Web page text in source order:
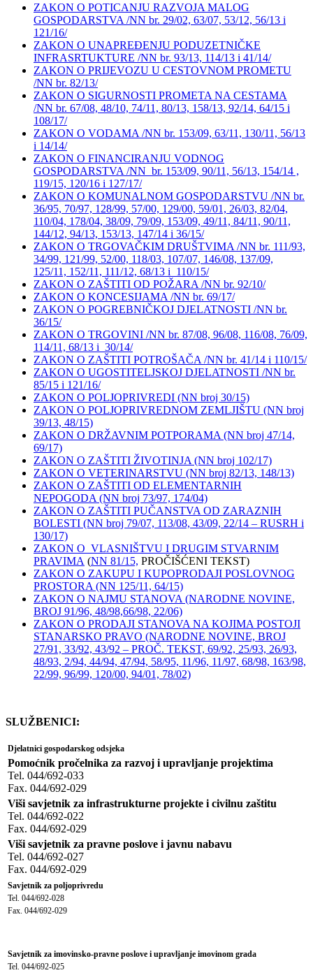
ZAKON O POTICANJU RAZVOJA MALOG
GOSPODARSTVA /NN br. 29/02, 63/07, 53/12, 56/13 i
121/16/
ZAKON O UNAPREĐENJU PODUZETNIČKE
INFRASRTUKTURE /NN br. 93/13, 114/13 i 41/14/
ZAKON O PRIJEVOZU U CESTOVNOM PROMETU
/NN br. 82/13/
ZAKON O SIGURNOSTI PROMETA NA CESTAMA
/NN br. 67/08, 48/10, 74/11, 80/13, 158/13, 92/14, 64/15 i
108/17/
ZAKON O VODAMA /NN br. 153/09, 63/11, 130/11, 56/13
i 14/14/
ZAKON O FINANCIRANJU VODNOG
GOSPODARSTVA /NN br. 153/09, 90/11, 56/13, 154/14 ,
119/15, 120/16 i 127/17/
ZAKON O KOMUNALNOM GOSPODARSTVU /NN br.
36/95, 70/97, 128/99, 57/00, 129/00, 59/01, 26/03, 82/04,
110/04, 178/04, 38/09, 79/09, 153/09, 49/11, 84/11, 90/11,
144/12, 94/13, 153/13, 147/14 i 36/15/
ZAKON O TRGOVAČKIM DRUŠTVIMA /NN br. 111/93,
34/99, 121/99, 52/00, 118/03, 107/07, 146/08, 137/09,
125/11, 152/11, 111/12, 68/13 i 110/15/
ZAKON O ZAŠTITI OD POŽARA /NN br. 92/10/
ZAKON O KONCESIJAMA /NN br. 69/17/
ZAKON O POGREBNIČKOJ DJELATNOSTI /NN br.
36/15/
ZAKON O TRGOVINI /NN br. 87/08, 96/08, 116/08, 76/09,
114/11, 68/13 i 30/14/
ZAKON O ZAŠTITI POTROŠAČA /NN br. 41/14 i 110/15/
ZAKON O UGOSTITELJSKOJ DJELATNOSTI /NN br.
85/15 i 121/16/
ZAKON O POLJOPRIVREDI (NN broj 30/15)
ZAKON O POLJOPRIVREDNOM ZEMLJIŠTU (NN broj
39/13, 48/15)
ZAKON O DRŽAVNIM POTPORAMA (NN broj 47/14,
69/17)
ZAKON O ZAŠTITI ŽIVOTINJA (NN broj 102/17)
ZAKON O VETERINARSTVU (NN broj 82/13, 148/13)
ZAKON O ZAŠTITI OD ELEMENTARNIH
NEPOGODA (NN broj 73/97, 174/04)
ZAKON O ZAŠTITI PUČANSTVA OD ZARAZNIH
BOLESTI (NN broj 79/07, 113/08, 43/09, 22/14 – RUSRH i
130/17)
ZAKON O VLASNIŠTVU I DRUGIM STVARNIM
PRAVIMA (NN 81/15, PROČIŠĆENI TEKST)
ZAKON O ZAKUPU I KUPOPRODAJI POSLOVNOG
PROSTORA (NN 125/11, 64/15)
ZAKON O NAJMU STANOVA (NARODNE NOVINE,
BROJ 91/96, 48/98,66/98, 22/06)
ZAKON O PRODAJI STANOVA NA KOJIMA POSTOJI
STANARSKO PRAVO (NARODNE NOVINE, BROJ
27/91, 33/92, 43/92 – PROČ. TEKST, 69/92, 25/93, 26/93,
48/93, 2/94, 44/94, 47/94, 58/95, 11/96, 11/97, 68/98, 163/98,
22/99, 96/99, 120/00, 94/01, 78/02)
SLUŽBENICI:
Djelatnici gospodarskog odsjeka
Pomoćnik pročelnika za razvoj i upravljanje projektima
Tel. 044/692-033
Fax. 044/692-029
Viši savjetnik za infrastrukturne projekte i civilnu zaštitu
Tel. 044/692-022
Fax. 044/692-029
Viši savjetnik za pravne poslove i javnu nabavu
Tel. 044/692-027
Fax. 044/692-029
Savjetnik za poljoprivredu
Tel. 044/692-028
Fax. 044/692-029
Savjetnik za imovinsko-pravne poslove i upravljanje imovinom grada
Tel. 044/692-025